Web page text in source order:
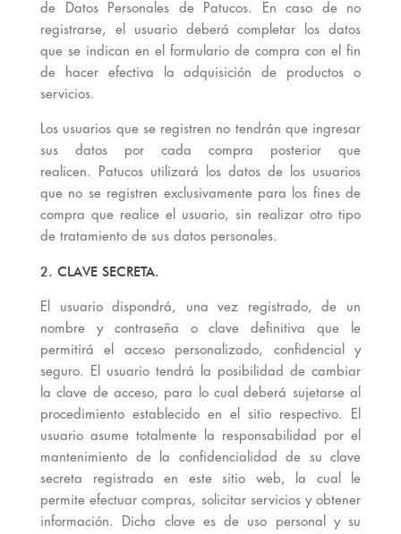
de Datos Personales de Patucos. En caso de no
registrarse, el usuario deberá completar los datos
que se indican en el formulario de compra con el fin
de hacer efectiva la adquisición de productos o
servicios.
Los usuarios que se registren no tendrán que ingresar
sus datos por cada compra posterior que
realicen. Patucos utilizará los datos de los usuarios
que no se registren exclusivamente para los fines de
compra que realice el usuario, sin realizar otro tipo
de tratamiento de sus datos personales.
2. CLAVE SECRETA.
El usuario dispondrá, una vez registrado, de un
nombre y contraseña o clave definitiva que le
permitirá el acceso personalizado, confidencial y
seguro. El usuario tendrá la posibilidad de cambiar
la clave de acceso, para lo cual deberá sujetarse al
procedimiento establecido en el sitio respectivo. El
usuario asume totalmente la responsabilidad por el
mantenimiento de la confidencialidad de su clave
secreta registrada en este sitio web, la cual le
permite efectuar compras, solicitar servicios y obtener
información. Dicha clave es de uso personal y su